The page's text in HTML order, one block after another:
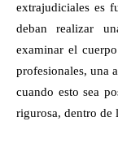
extrajudiciales es
deban realizar
examinar el
profesionales, una
cuando esto sea
rigurosa, dentro de